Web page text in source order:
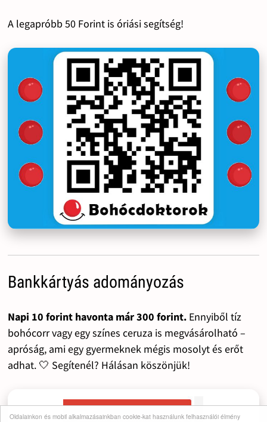
Oldalainkon és mobil alkalmazásainkban cookie-kat használunk felhasználói élmény
A legapróbb 50 Forint is óriási segítség!
Bankkártyás adományozás
Napi 10 forint havonta már 300 forint.Ennyiből tíz
bohócorr vagy egy színes ceruza is megvásárolható –
apróság, ami egy gyermeknek mégis mosolyt és erőt
adhat. 🤍 Segítenél? Hálásan köszönjük!